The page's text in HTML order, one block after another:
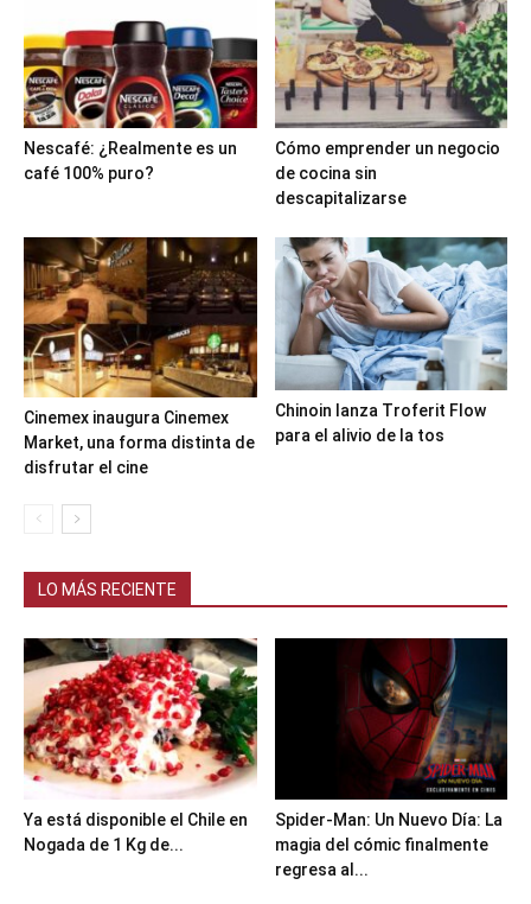
Nescafé: ¿Realmente es un
café 100% puro?
Cómo emprender un negocio
de cocina sin
descapitalizarse
Cinemex inaugura Cinemex
Market, una forma distinta de
disfrutar el cine
Chinoin lanza Troferit Flow
para el alivio de la tos
LO MÁS RECIENTE
Ya está disponible el Chile en
Nogada de 1 Kg de...
Spider-Man: Un Nuevo Día: La
magia del cómic finalmente
regresa al...